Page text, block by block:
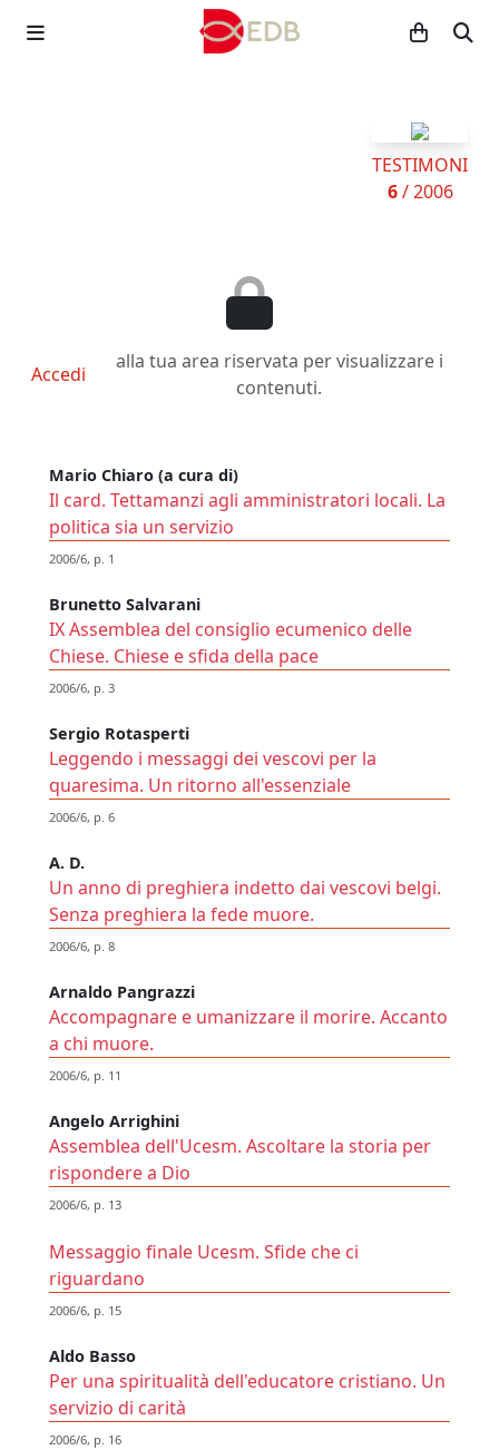
TESTIMONI
6/ 2006
Accedi
alla tua area riservata per visualizzare i
contenuti.
Mario Chiaro (a cura di)
Il card. Tettamanzi agli amministratori locali. La
politica sia un servizio
2006/6, p. 1
Brunetto Salvarani
IX Assemblea del consiglio ecumenico delle
Chiese. Chiese e sfida della pace
2006/6, p. 3
Sergio Rotasperti
Leggendo i messaggi dei vescovi per la
quaresima. Un ritorno all'essenziale
2006/6, p. 6
A. D.
Un anno di preghiera indetto dai vescovi belgi.
Senza preghiera la fede muore.
2006/6, p. 8
Arnaldo Pangrazzi
Accompagnare e umanizzare il morire. Accanto
a chi muore.
2006/6, p. 11
Angelo Arrighini
Assemblea dell'Ucesm. Ascoltare la storia per
rispondere a Dio
2006/6, p. 13
Messaggio finale Ucesm. Sfide che ci
riguardano
2006/6, p. 15
Aldo Basso
Per una spiritualità dell'educatore cristiano. Un
servizio di carità
2006/6, p. 16